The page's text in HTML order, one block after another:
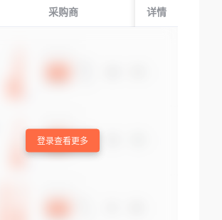
采购商 起运国/地区
详情
登录查看更多